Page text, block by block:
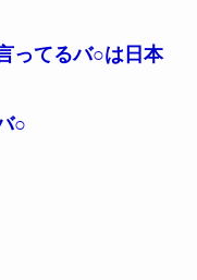
ってるバ○は日本
○